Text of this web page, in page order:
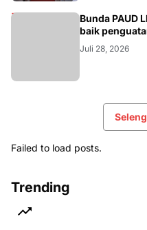
Bunda PAUD
baik
Juli 28, 2026
Failed to load posts.
Trending